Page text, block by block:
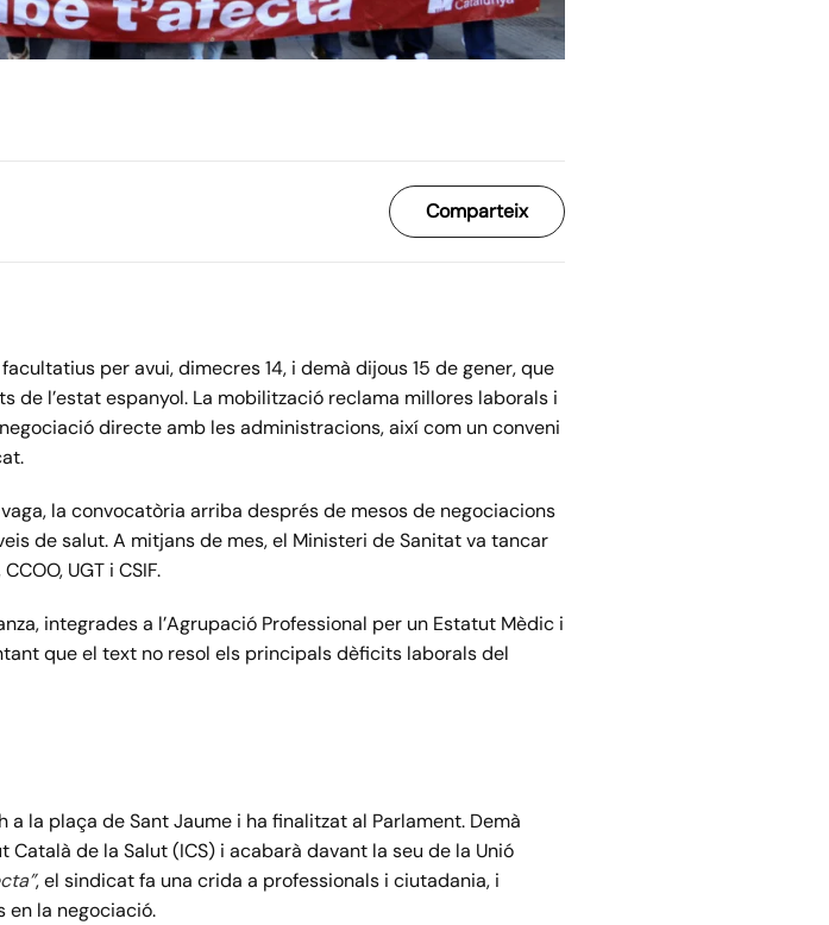
Comparteix
per avui, dimecres 14, i demà dijous 15 de gener, que
de l’estat espanyol. La mobilització reclama millores laborals i
directe amb les administracions, així com un conveni
la convocatòria arriba després de mesos de negociacions
de salut. A mitjans de mes, el Ministeri de Sanitat va tancar
UGT i CSIF.
integrades a l’Agrupació Professional per un Estatut Mèdic i
que el text no resol els principals dèficits laborals del
la plaça de Sant Jaume i ha finalitzat al Parlament. Demà
de la Salut (ICS) i acabarà davant la seu de la Unió
, el sindicat fa una crida a professionals i ciutadania, i
en la negociació.